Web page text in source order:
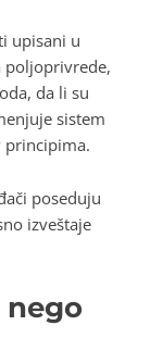
upisani u
poljoprivrede,
da li su
sistem
principima.
poseduju
izveštaje
nego